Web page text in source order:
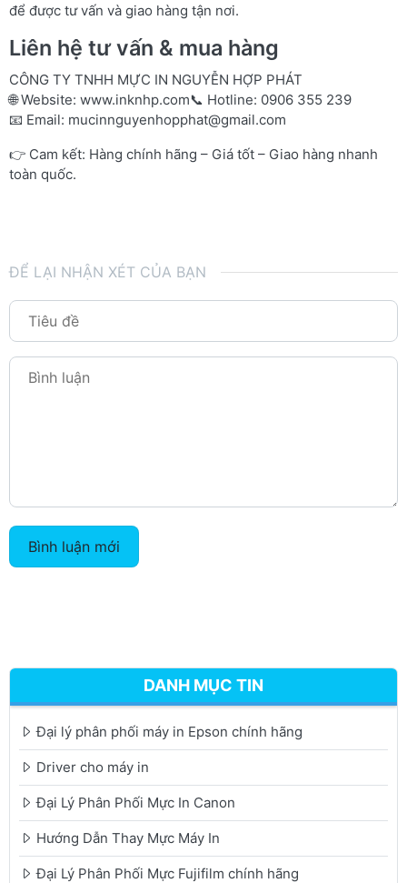
để được tư vấn và giao hàng tận nơi.
Liên hệ tư vấn & mua hàng
CÔNG TY TNHH MỰC IN NGUYỄN HỢP PHÁT
🌐 Website: www.inknhp.com📞 Hotline: 0906 355 239
📧 Email: mucinnguyenhopphat@gmail.com
👉 Cam kết: Hàng chính hãng – Giá tốt – Giao hàng nhanh
toàn quốc.
ĐỂ LẠI NHẬN XÉT CỦA BẠN
Bình luận mới
DANH MỤC TIN
Đại lý phân phối máy in Epson chính hãng
Driver cho máy in
Đại Lý Phân Phối Mực In Canon
Hướng Dẫn Thay Mực Máy In
Đại Lý Phân Phối Mực Fujifilm chính hãng